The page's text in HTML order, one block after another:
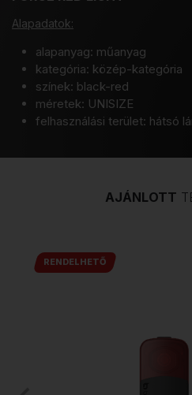
Alapadatok:
alapanyag: műanyag
kategória: közép-kategória
színek: black-red
méretek: UNISIZE
felhasználási terület: hátsó
AJÁNLOTT
RENDELHETŐ